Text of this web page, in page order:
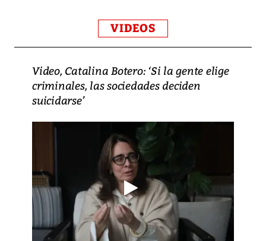
VIDEOS
Video, Catalina Botero: ‘Si la gente elige
criminales, las sociedades deciden
suicidarse’